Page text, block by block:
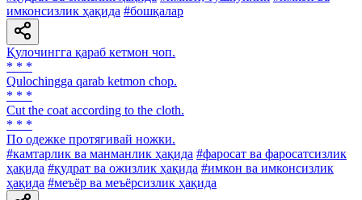
имконсизлик ҳақида #бошқалар
Қулочингга қараб кетмон чоп.
* * *
Qulochingga qarab ketmon chop.
* * *
Cut the coat according to the cloth.
* * *
По одежке протягивай ножки.
#камтарлик ва манманлик ҳақида #фаросат ва фаросатсизлик
ҳақида #қудрат ва ожизлик ҳақида #имкон ва имконсизлик
ҳақида #меъёр ва меъёрсизлик ҳақида